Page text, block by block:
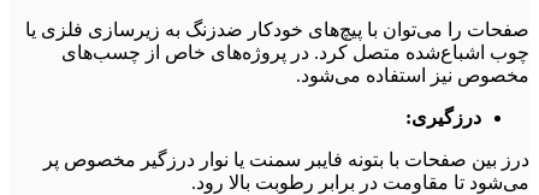
صفحات را می‌توان با پیچ‌های خودکار ضدزنگ به زیرسازی فلزی یا
چوب اشباع‌شده متصل کرد. در پروژه‌های خاص از چسب‌های
مخصوص نیز استفاده می‌شود.
درزگیری:
درز بین صفحات با بتونه فایبر سمنت یا نوار درزگیر مخصوص پر
می‌شود تا مقاومت در برابر رطوبت بالا رود.